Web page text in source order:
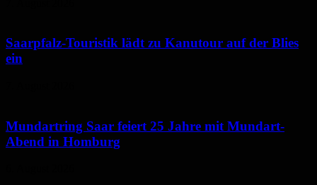
Saarpfalz-Touristik lädt zu Kanutour auf der Blies
ein
Mundartring Saar feiert 25 Jahre mit Mundart-
Abend in Homburg